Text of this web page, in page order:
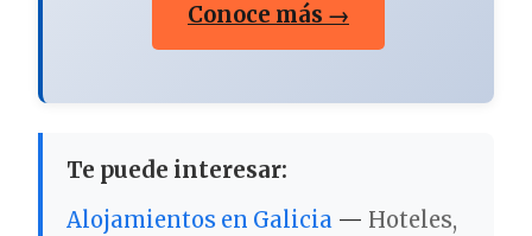
Conoce más →
Te puede interesar:
Alojamientos en Galicia — Hoteles,